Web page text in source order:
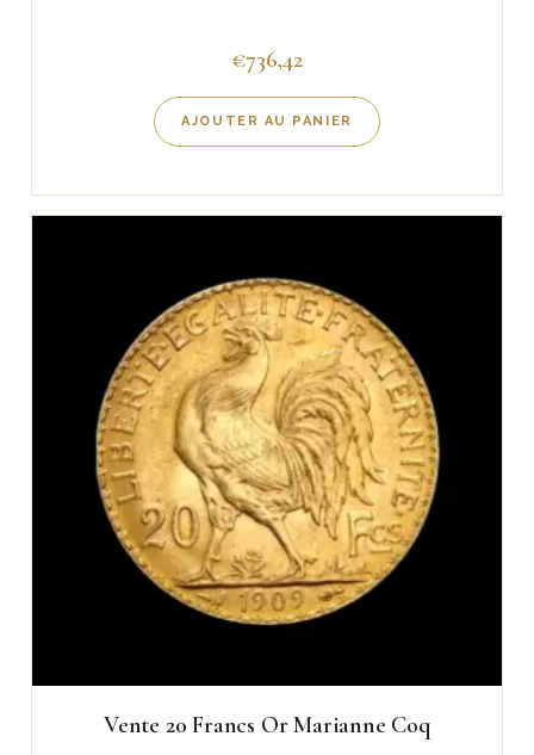
€736,42
AJOUTER AU PANIER
Vente 20 Francs Or Marianne Coq